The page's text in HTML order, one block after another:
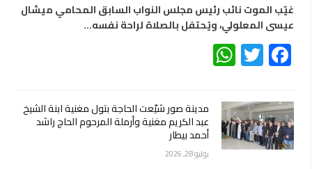
غيّب الموت نائب رئيس مجلس النواب السابق المحامي ميشال
عيسى المعلولي، ويُحتفل بالصلاة لراحة نفسه…
Facebook
Twitter
مدينة صور شيّعت الحاجة بتول مغنية ابنة الشيخ
عبد الكريم مغنية وأرملة المرحوم الحاج راشد
أحمد بيطار
يوليو 28, 2026